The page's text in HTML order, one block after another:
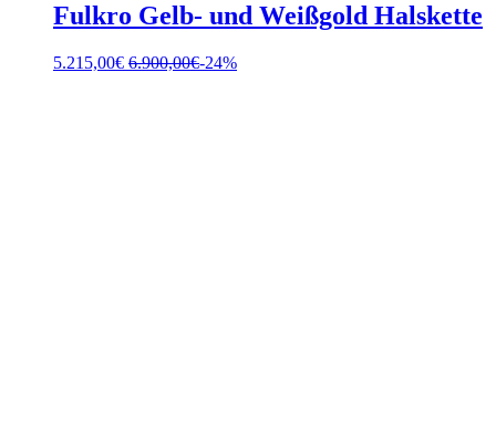
Fulkro Gelb- und Weißgold Halskette
5.215,00€ 6.900,00€-24%